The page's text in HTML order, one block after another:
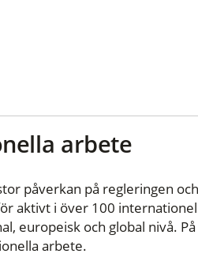
arbete
påverkan på regleringen
aktivt i över 100
europeisk och global nivå.
arbete.